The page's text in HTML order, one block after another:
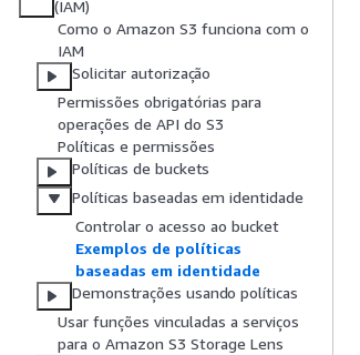
(IAM)
Como o Amazon S3 funciona com o
IAM
Solicitar autorização
Permissões obrigatórias para
operações de API do S3
Políticas e permissões
Políticas de buckets
Políticas baseadas em identidade
Controlar o acesso ao bucket
Exemplos de políticas
baseadas em identidade
Demonstrações usando políticas
Usar funções vinculadas a serviços
para o Amazon S3 Storage Lens